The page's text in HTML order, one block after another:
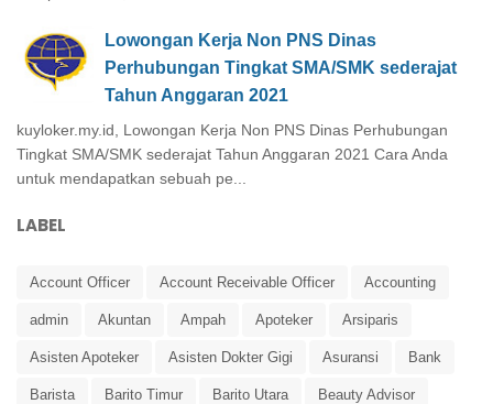
Lowongan Kerja Non PNS Dinas
Perhubungan Tingkat SMA/SMK sederajat
Tahun Anggaran 2021
kuyloker.my.id, Lowongan Kerja Non PNS Dinas Perhubungan
Tingkat SMA/SMK sederajat Tahun Anggaran 2021 Cara Anda
untuk mendapatkan sebuah pe...
LABEL
Account Officer Account Receivable Officer Accounting
admin Akuntan Ampah Apoteker Arsiparis
Asisten Apoteker Asisten Dokter Gigi Asuransi Bank
Barista Barito Timur Barito Utara Beauty Advisor